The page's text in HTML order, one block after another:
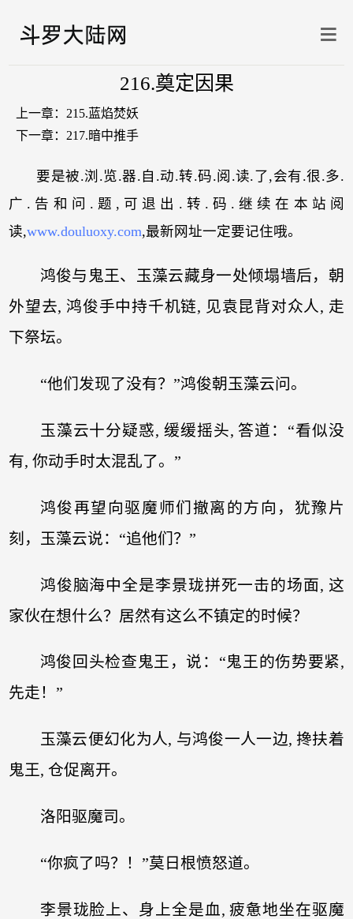
216.奠定因果
上一章： 215.蓝焰焚妖
下一章： 217.暗中推手
要是被.浏.览.器.自.动.转.码.阅.读.了,会有.很.多.
广.告和问.题,可退出.转.码.继续在本站阅
读,www.douluoxy.com,最新网址一定要记住哦。
鸿俊与鬼王、玉藻云藏身一处倾塌墙后，朝
外望去, 鸿俊手中持千机链, 见袁昆背对众人, 走
下祭坛。
“他们发现了没有？”鸿俊朝玉藻云问。
玉藻云十分疑惑, 缓缓摇头, 答道：“看似没
有, 你动手时太混乱了。”
鸿俊再望向驱魔师们撤离的方向，犹豫片
刻，玉藻云说：“追他们？”
鸿俊脑海中全是李景珑拼死一击的场面, 这
家伙在想什么？居然有这么不镇定的时候？
鸿俊回头检查鬼王，说：“鬼王的伤势要紧,
先走！”
玉藻云便幻化为人, 与鸿俊一人一边, 搀扶着
鬼王, 仓促离开。
洛阳驱魔司。
“你疯了吗？！”莫日根愤怒道。
李景珑脸上、身上全是血, 疲惫地坐在驱魔